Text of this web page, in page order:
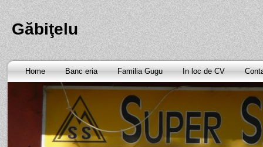
Găbiţelu
Home Banc eria Familia Gugu In loc de CV